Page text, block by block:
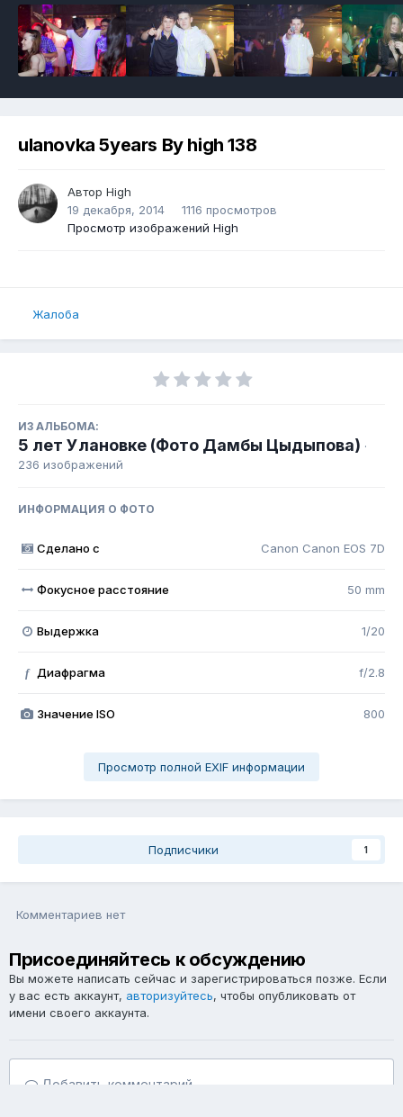
ulanovka 5years By high 138
Автор High
19 декабря, 2014
1116 просмотров
Просмотр изображений High
Жалоба
ИЗ АЛЬБОМА:
5 лет Улановке (Фото Дамбы Цыдыпова) ·
236 изображений
ИНФОРМАЦИЯ О ФОТО
Сделано с Canon Canon EOS 7D
Фокусное расстояние 50 mm
Выдержка 1/20
f Диафрагма f/2.8
Значение ISO 800
Просмотр полной EXIF информации
Подписчики 1
Комментариев нет
Присоединяйтесь к обсуждению
Вы можете написать сейчас и зарегистрироваться позже. Если
у вас есть аккаунт, авторизуйтесь, чтобы опубликовать от
имени своего аккаунта.
Добавить комментарий...